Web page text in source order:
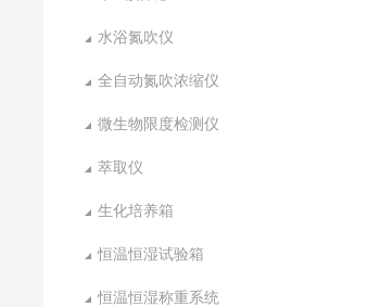
水浴氮吹仪
全自动氮吹浓缩仪
微生物限度检测仪
萃取仪
生化培养箱
恒温恒湿试验箱
恒温恒湿称重系统